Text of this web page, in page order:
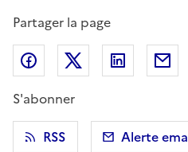
Partager la page
Partager sur Facebook
Partager sur X
S'abonner
RSS
Alerte